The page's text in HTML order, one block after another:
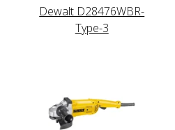
Dewalt D28476WBR-
Type-3